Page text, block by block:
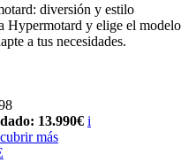
diversión y estilo
Hypermotard y elige el modelo
a tus necesidades.
13.990€ i
más